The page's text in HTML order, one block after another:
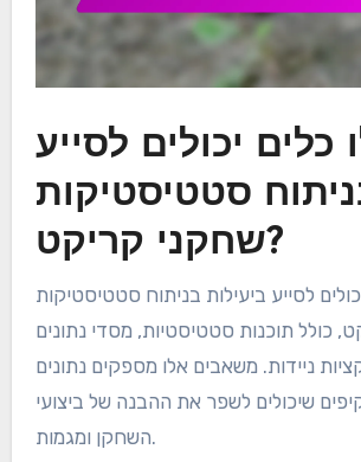
כלים יכולים לסייע
סטטיסטיקות
שחקני קריקט?
לסייע ביעילות בניתוח סטטיסטיקות
כולל תוכנות סטטיסטיות, מסדי נתונים
ניידות. משאבים אלו מספקים נתונים
שיכולים לשפר את ההבנה של ביצועי
השחקן ומגמות.